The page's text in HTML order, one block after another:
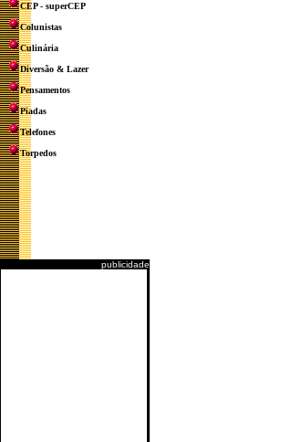
CEP - superCEP
Colunistas
Culinária
Diversão & Lazer
Pensamentos
Piadas
Telefones
Torpedos
publicidade